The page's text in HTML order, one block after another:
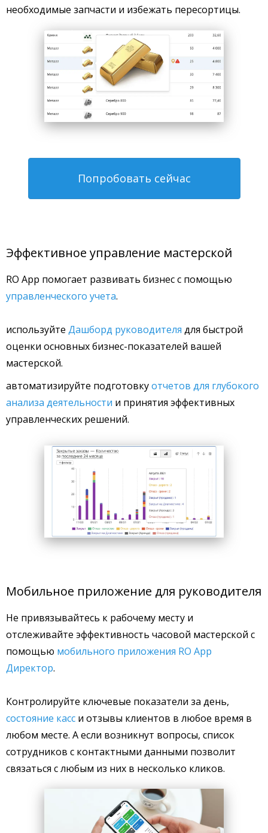
необходимые запчасти и избежать пересортицы.
Попробовать сейчас
Эффективное управление мастерской
RO App помогает развивать бизнес с помощью
управленческого учета.
используйте Дашборд руководителя для быстрой
оценки основных бизнес-показателей вашей
мастерской.
автоматизируйте подготовкуотчетов для глубокого
анализа деятельности и принятия эффективных
управленческих решений.
Мобильное приложение для руководителя
Не привязывайтесь к рабочему месту и
отслеживайте эффективность часовой мастерской с
помощью мобильного приложения RO App
Директор.
Контролируйте ключевые показатели за день,
состояние касс и отзывы клиентов в любое время в
любом месте. А если возникнут вопросы, список
сотрудников с контактными данными позволит
связаться с любым из них в несколько кликов.